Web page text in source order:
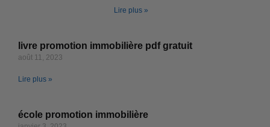
Lire plus »
livre promotion immobilière pdf gratuit
août 11, 2023
Lire plus »
école promotion immobilière